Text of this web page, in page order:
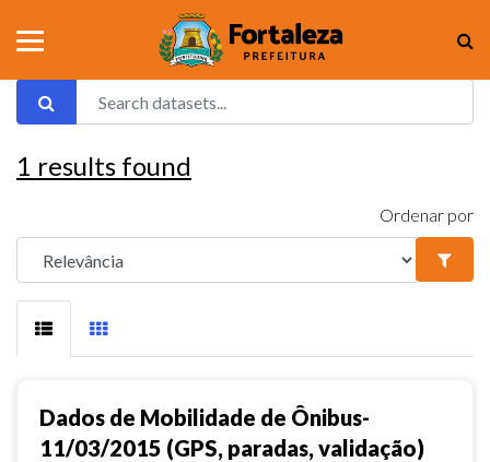
1 results found
Ordenar por
Dados de Mobilidade de Ônibus-
11/03/2015 (GPS, paradas, validação)